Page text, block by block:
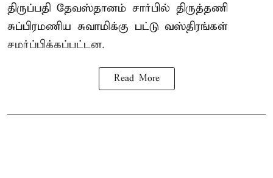
திருப்பதி தேவஸ்தானம் சார்பில் திருத்தணி
சுப்பிரமணிய சுவாமிக்கு பட்டு வஸ்திரங்கள்
சமர்ப்பிக்கப்பட்டன.
Read More